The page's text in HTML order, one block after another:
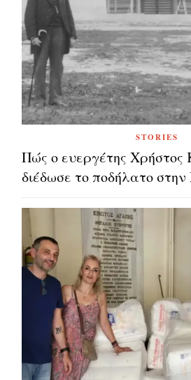
STORIES
Πώς ο ευεργέτης Χρήστος
διέδωσε το ποδήλατο